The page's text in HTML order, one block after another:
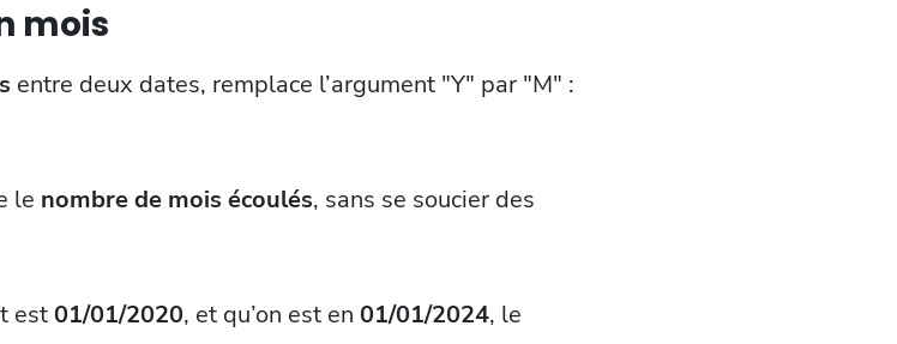
mois
entre deux dates, remplace l’argument "Y" par "M" :
le nombre de mois écoulés, sans se soucier des
est01/01/2020, et qu’on est en 01/01/2024, le